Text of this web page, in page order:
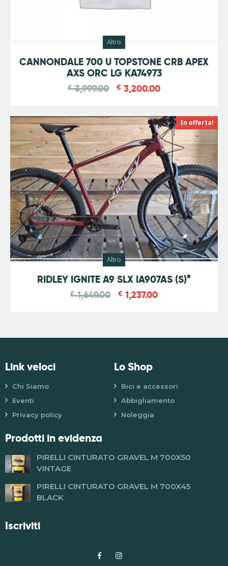
20%
Altro
CANNONDALE 700 U TOPSTONE CRB APEX
AXS ORC LG KA74973
€ 3,999.00 € 3,200.00
In offerta!
Altro
RIDLEY IGNITE A9 SLX IA907AS (S)°
€ 1,649.00 € 1,237.00
Link veloci
Chi Siamo
Eventi
Privacy policy
Lo Shop
Bici e accessori
Abbigliamento
Noleggia
Prodotti in evidenza
PIRELLI CINTURATO GRAVEL M 700X50
VINTAGE
PIRELLI CINTURATO GRAVEL M 700X45
BLACK
Iscriviti